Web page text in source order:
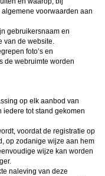
waarvan hij schrikt, op
deze diensten gebruik te kunnen
een paar gratis, maar
tref je aan bij jouw
op deze website aan te
gebruiker te verzenden. Door
aangemaakt om berichten en
en deAlgemene
doel het herkennen en in
de diensten op deze website
meer in dat jijzelf, maar ook
Meer informatie hierover tref
,cookieverklaring
voorwaarden aan
gebruikersnaam en
van de website.
foto’s en
de webruimte worden
op elk aanbod van
iedere tot stand gekomen
voordat de registratie op
op zodanige wijze aan hem
wijze kan worden
naleving van deze